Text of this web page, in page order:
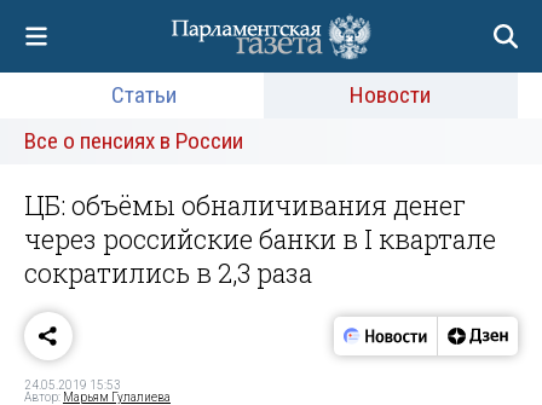
Статьи
Новости
Все о пенсиях в России
ЦБ: объёмы обналичивания денег
через российские банки в I квартале
сократились в 2,3 раза
24.05.2019 15:53
Автор: Марьям Гулалиева